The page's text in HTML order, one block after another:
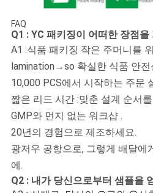
FAQ
Q1 : YC 패키징이 어떠한 장점
A1 :식품 패키징 작은 주머니를
lamination→so 확실한 식품 안전
10,000 PCS에서 시작하는 주문
짧은 리드 시간 :맞춘 설계 순서
GMP와 먼지 없는 워크샵 .
20년의 경험으로 제조하세요.
광저우 공항으로, 그렇게 배달에
에.
Q2 : 내가 당신으로부터 샘플을